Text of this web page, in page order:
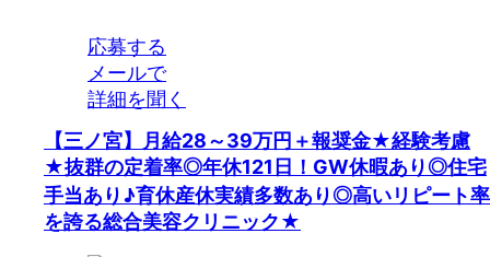
応募する
メールで
詳細を聞く
【三ノ宮】月給28～39万円＋報奨金★経験考慮
★抜群の定着率◎年休121日！GW休暇あり◎住宅
手当あり♪育休産休実績多数あり◎高いリピート率
を誇る総合美容クリニック★